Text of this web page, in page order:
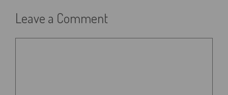
Leave a Comment